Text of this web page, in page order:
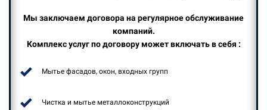
Мы заключаем договора на регулярное обслуживание
компаний.
Комплекс услуг по договору может включать в себя :
Мытье фасадов, окон, входных групп
Чистка и мытье металлоконструкций